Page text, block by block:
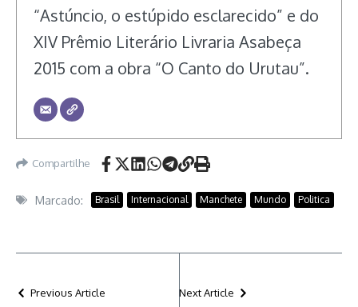
“Astúncio, o estúpido esclarecido” e do
XIV Prêmio Literário Livraria Asabeça
2015 com a obra “O Canto do Urutau”.
Compartilhe
Marcado: Brasil Internacional Manchete Mundo Politica
Previous Article Next Article